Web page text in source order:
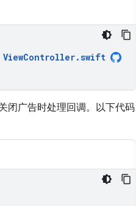
ViewController.swift
闭广告时处理回调。以下代码